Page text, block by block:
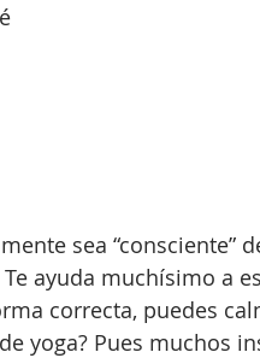
sea “consciente”
ayuda muchísimo a
correcta, puedes
yoga? Pues muchos